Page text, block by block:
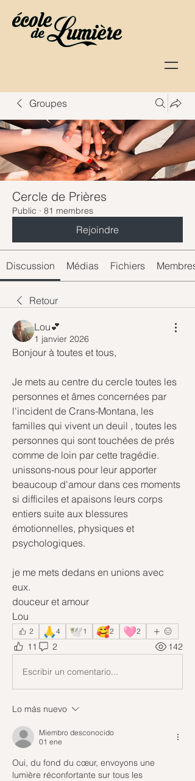
Groupes
Cercle de Prières
Public · 81 membres
Rejoindre
Discussion Médias Fichiers Membres
Retour
Lou💕
1 janvier 2026
Bonjour à toutes et tous,
Je mets au centre du cercle toutes les
personnes et âmes concernées par
l'incident de Crans-Montana, les
familles qui vivent un deuil , toutes les
personnes qui sont touchées de prés
comme de loin par cette tragédie.
unissons-nous pour leur apporter
beaucoup d'amour dans ces moments
si difficiles et apaisons leurs corps
entiers suite aux blessures
émotionnelles, physiques et
psychologiques.
je me mets dedans en unions avec
eux.
douceur et amour
Lou
2 🙏4 🕊️1 🥰2 🩷2
11 2 142
Escribir un comentario...
Lo más nuevo
Miembro desconocido
01 ene
Oui, du fond du cœur, envoyons une
lumière réconfortante sur tous les